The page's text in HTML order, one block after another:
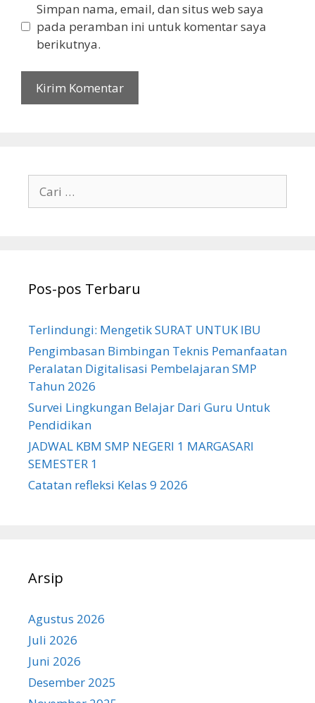
Simpan nama, email, dan situs web saya
pada peramban ini untuk komentar saya
berikutnya.
untuk:
Pos-pos Terbaru
Terlindungi: Mengetik SURAT UNTUK IBU
Pengimbasan Bimbingan Teknis Pemanfaatan
Peralatan Digitalisasi Pembelajaran SMP
Tahun 2026
Survei Lingkungan Belajar Dari Guru Untuk
Pendidikan
JADWAL KBM SMP NEGERI 1 MARGASARI
SEMESTER 1
Catatan refleksi Kelas 9 2026
Arsip
Agustus 2026
Juli 2026
Juni 2026
Desember 2025